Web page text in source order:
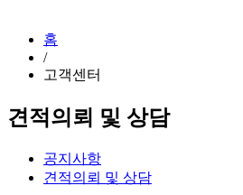
홈
/
고객센터
견적의뢰 및 상담
공지사항
견적의뢰 및 상담